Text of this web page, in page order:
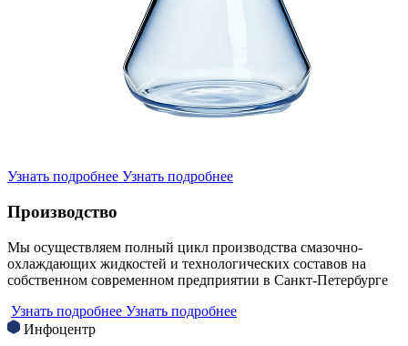
Узнать подробнее Узнать подробнее
Производство
Мы осуществляем полный цикл производства смазочно-
охлаждающих жидкостей и технологических составов на
собственном современном предприятии в Санкт-Петербурге
Узнать подробнее Узнать подробнее
Инфоцентр